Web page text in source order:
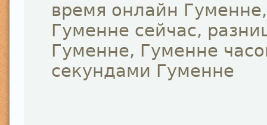
время онлайн
Гуменне сейчас,
Гуменне, Гуменне
секундами Гуменне